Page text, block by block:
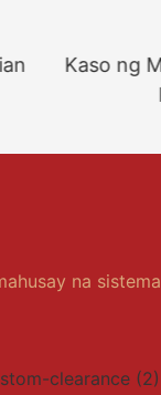
Kaso ng
na